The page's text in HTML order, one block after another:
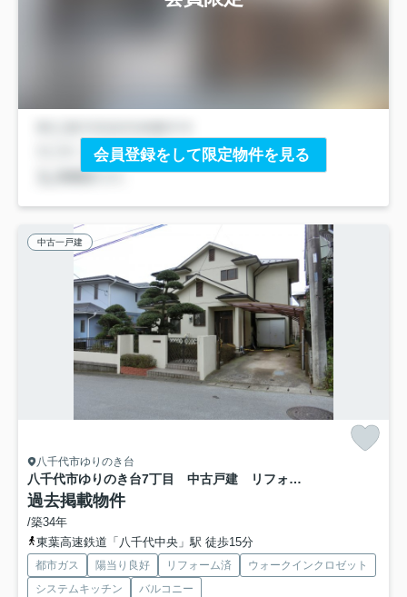
会員登録をして限定物件を見る
中古一戸建
八千代市ゆりのき台
八千代市ゆりのき台7丁目 中古戸建 リフォーム住宅
過去掲載物件
/築34年
東葉高速鉄道「八千代中央」駅 徒歩15分
都市ガス 陽当り良好 リフォーム済
ウォークインクロゼット
システムキッチン
バルコニー